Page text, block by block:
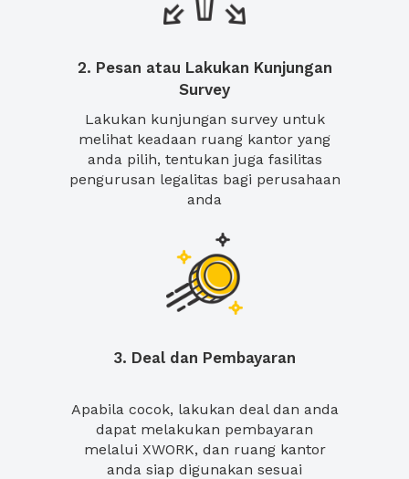
2. Pesan atau Lakukan Kunjungan
Survey
Lakukan kunjungan survey untuk
melihat keadaan ruang kantor yang
anda pilih, tentukan juga fasilitas
pengurusan legalitas bagi perusahaan
anda
3. Deal dan Pembayaran
Apabila cocok, lakukan deal dan anda
dapat melakukan pembayaran
melalui XWORK, dan ruang kantor
anda siap digunakan sesuai